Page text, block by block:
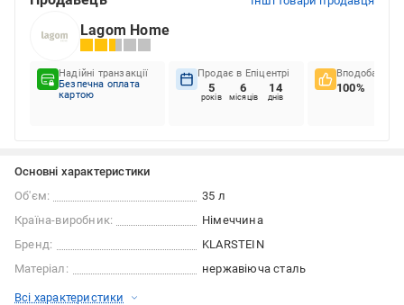
Lagom Home
Надійні транзакції
Безпечна оплата
картою
Продає в Епіцентрі
5
років
6
місяців
14
днів
Вподобання
100%
Основні характеристики
Об'єм:
35 л
Країна-виробник:
Німеччина
Бренд:
KLARSTEIN
Матеріал:
нержавіюча сталь
Всі характеристики